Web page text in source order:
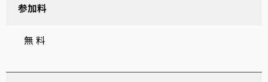
参加料
無 料